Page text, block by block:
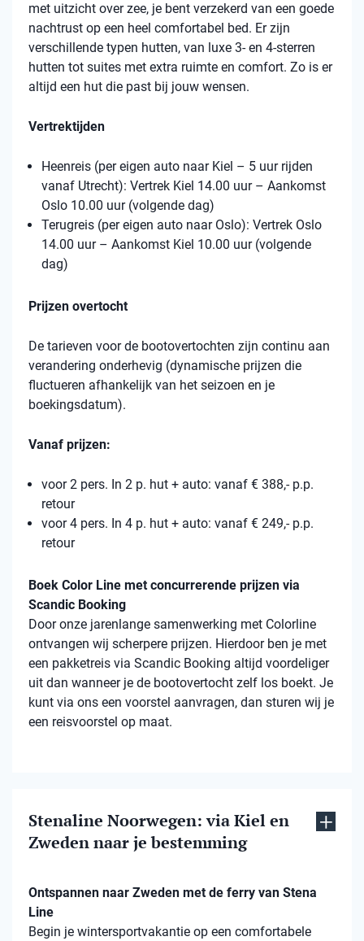
met uitzicht over zee, je bent verzekerd van een goede
nachtrust op een heel comfortabel bed. Er zijn
verschillende typen hutten, van luxe 3- en 4-sterren
hutten tot suites met extra ruimte en comfort. Zo is er
altijd een hut die past bij jouw wensen.
Vertrektijden
Heenreis (per eigen auto naar Kiel – 5 uur rijden
vanaf Utrecht): Vertrek Kiel 14.00 uur – Aankomst
Oslo 10.00 uur (volgende dag)
Terugreis (per eigen auto naar Oslo): Vertrek Oslo
14.00 uur – Aankomst Kiel 10.00 uur (volgende
dag)
Prijzen overtocht
De tarieven voor de bootovertochten zijn continu aan
verandering onderhevig (dynamische prijzen die
fluctueren afhankelijk van het seizoen en je
boekingsdatum).
Vanaf prijzen:
voor 2 pers. In 2 p. hut + auto: vanaf € 388,- p.p.
retour
voor 4 pers. In 4 p. hut + auto: vanaf € 249,- p.p.
retour
Boek Color Line met concurrerende prijzen via
Scandic Booking
Door onze jarenlange samenwerking met Colorline
ontvangen wij scherpere prijzen. Hierdoor ben je met
een pakketreis via Scandic Booking altijd voordeliger
uit dan wanneer je de bootovertocht zelf los boekt. Je
kunt via ons een voorstel aanvragen, dan sturen wij je
een reisvoorstel op maat.
Stenaline Noorwegen: via Kiel en
Zweden naar je bestemming
Ontspannen naar Zweden met de ferry van Stena
Line
Begin je wintersportvakantie op een comfortabele